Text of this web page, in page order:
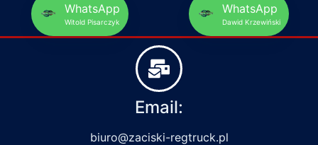
WhatsApp
Witold Pisarczyk
WhatsApp
Dawid Krzewiński
Email:
biuro@zaciski-regtruck.pl